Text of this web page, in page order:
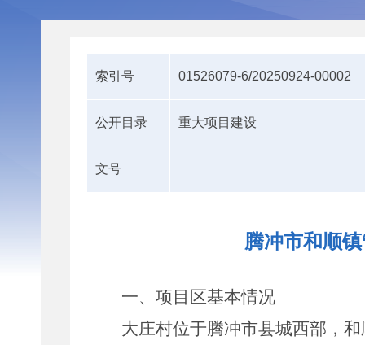
索引号 01526079-6/20250924-00002
公开目录 重大项目建设
文号
腾冲市和顺
一、项目区基本情况
大庄村位于腾冲市县城西部，